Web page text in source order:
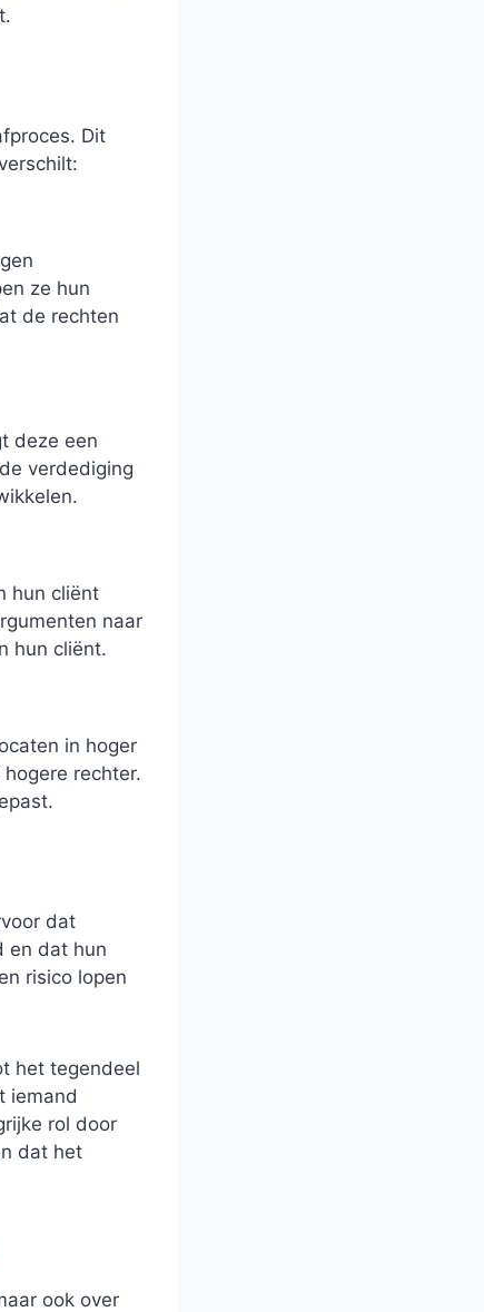
Dit
ze hun
de rechten
deze een
verdediging
hun cliënt
naar
hun cliënt.
in hoger
rechter.
dat
en dat hun
risico lopen
het tegendeel
iemand
rol door
dat het
ook over